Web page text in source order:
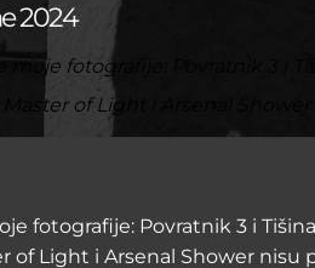
2024
fotografije: Povratnik 3 i
of Light i Arsenal
fotografije: Povratnik 3 i
Light i Arsenal Shower nisu